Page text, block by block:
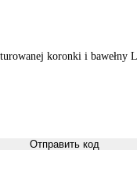
koronki i bawełny
Отправить код